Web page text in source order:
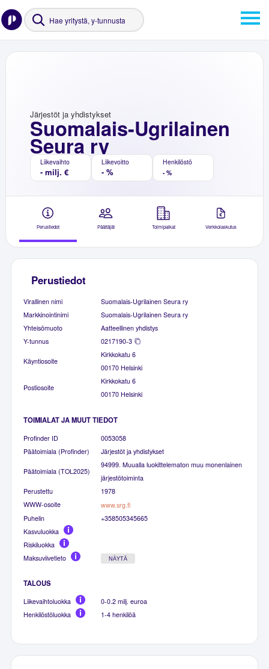
Suomalais-Ugrilainen
Seura ry
Järjestöt ja yhdistykset
Liikevaihto
- milj. €
Liikevoitto
- %
Henkilöstö
- %
Perustiedot Päättäjät Toimipaikat Verkkolaskutus
Perustiedot
Virallinen nimi
Suomalais-Ugrilainen Seura ry
Markkinointinimi
Suomalais-Ugrilainen Seura ry
Yhteisömuoto
Aatteellinen yhdistys
Y-tunnus
0217190-3
Käyntiosoite
Kirkkokatu 6
00170 Helsinki
Postiosoite
Kirkkokatu 6
00170 Helsinki
TOIMIALAT JA MUUT TIEDOT
Profinder ID
0053058
Päätoimiala (Profinder)
Järjestöt ja yhdistykset
Päätoimiala (TOL2025)
94999. Muualla luokittelematon muu monenlainen
järjestötoiminta
Perustettu
1978
WWW-osoite
www.srg.fi
Puhelin
+358505345665
Kasvuluokka
Riskiluokka
Maksuviivetieto
NÄYTÄ
TALOUS
Liikevaihtoluokka
0-0.2 milj. euroa
Henkilöstöluokka
1-4 henkilöä